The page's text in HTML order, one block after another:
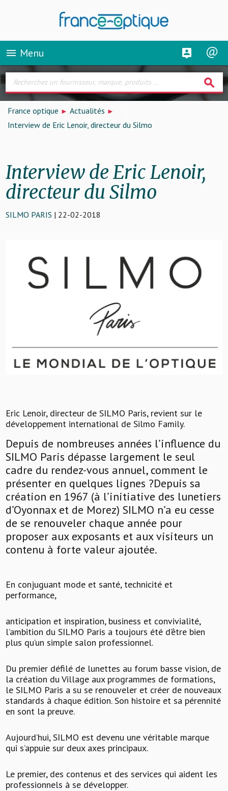
menu Menu
search
France optique
Actualités
Interview de Eric Lenoir, directeur du Silmo
Interview de Eric Lenoir,
directeur du Silmo
SILMO PARIS | 22-02-2018
Eric Lenoir, directeur de SILMO Paris, revient sur le
développement international de Silmo Family.
Depuis de nombreuses années l’influence du
SILMO Paris dépasse largement le seul
cadre du rendez-vous annuel, comment le
présenter en quelques lignes ?Depuis sa
création en 1967 (à l’initiative des lunetiers
d’Oyonnax et de Morez) SILMO n’a eu cesse
de se renouveler chaque année pour
proposer aux exposants et aux visiteurs un
contenu à forte valeur ajoutée.
En conjuguant mode et santé, technicité et
performance,
anticipation et inspiration, business et convivialité,
l’ambition du SILMO Paris a toujours été d’être bien
plus qu’un simple salon professionnel.
Du premier défilé de lunettes au forum basse vision, de
la création du Village aux programmes de formations,
le SILMO Paris a su se renouveler et créer de nouveaux
standards à chaque édition. Son histoire et sa pérennité
en sont la preuve.
Aujourd’hui, SILMO est devenu une véritable marque
qui s’appuie sur deux axes principaux.
Le premier, des contenus et des services qui aident les
professionnels à se développer.